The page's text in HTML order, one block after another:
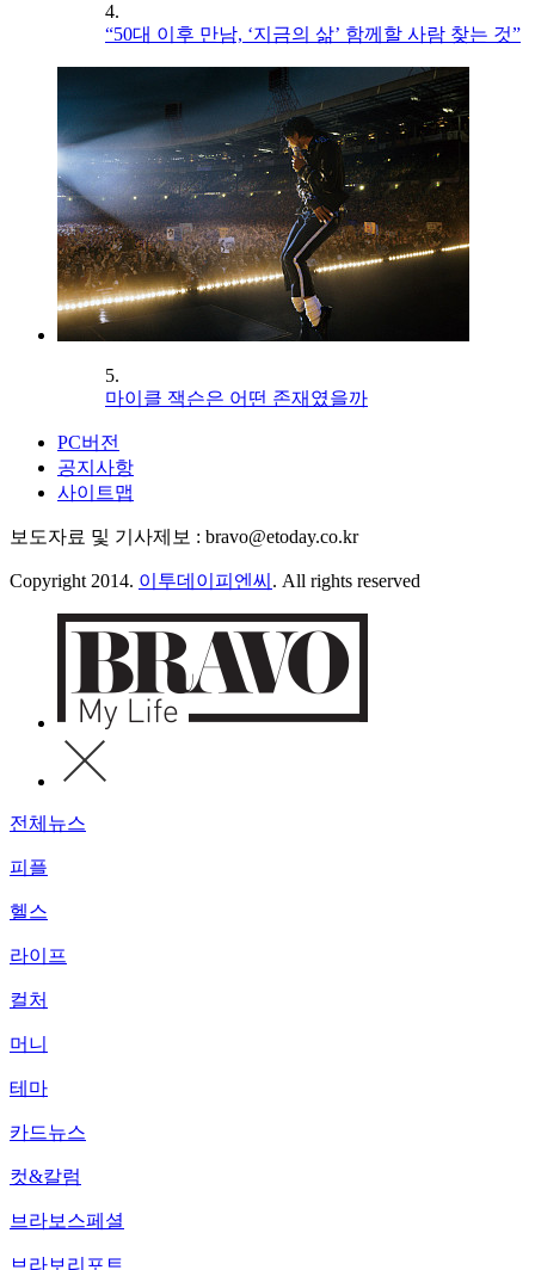
4.
“50대 이후 만남, ‘지금의 삶’ 함께할 사람 찾는 것”
5.
마이클 잭슨은 어떤 존재였을까
PC버전
공지사항
사이트맵
보도자료 및 기사제보 : bravo@etoday.co.kr
Copyright 2014. 이투데이피엔씨 . All rights reserved
전체뉴스
피플
헬스
라이프
컬처
머니
테마
카드뉴스
컷&칼럼
브라보스페셜
브라보리포트